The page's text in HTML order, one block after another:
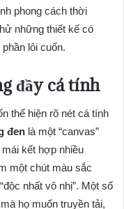
phong cách thời
những thiết kế có
lôi cuốn.
đầy cá tính
thể hiện rõ nét cá tính
đen là một “canvas”
kết hợp nhiều
một chút màu sắc
nhất vô nhị”. Một số
họ muốn truyền tải,